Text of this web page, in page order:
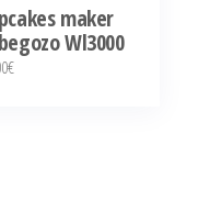
maker
Wl3000
€